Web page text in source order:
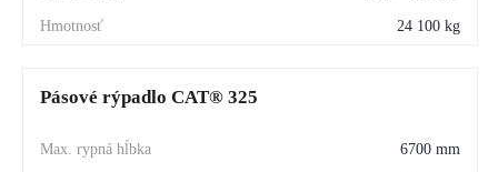
Pre koho je CAT® 335 ideálny?
zemné práce a výkopy
demolácie
24 100 kg
Pásové rýpadlo CAT® 325
6700 mm